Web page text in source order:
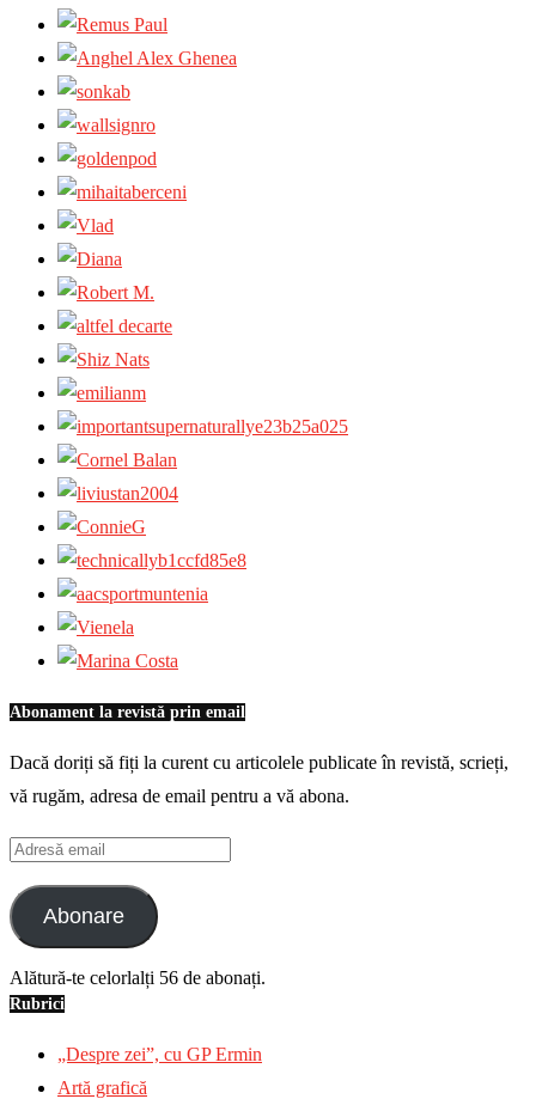
Abonament la revistă prin email
Dacă doriți să fiți la curent cu articolele publicate în revistă, scrieți,
vă rugăm, adresa de email pentru a vă abona.
Adresă
email
Abonare
Alătură-te celorlalți 56 de abonați.
Rubrici
„Despre zei”, cu GP Ermin
Artă grafică